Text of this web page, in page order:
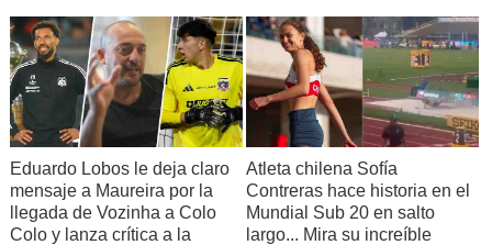
Eduardo Lobos le deja claro
mensaje a Maureira por la
llegada de Vozinha a Colo
Colo y lanza crítica a la
Atleta chilena Sofía
Contreras hace historia en el
Mundial Sub 20 en salto
largo... Mira su increíble